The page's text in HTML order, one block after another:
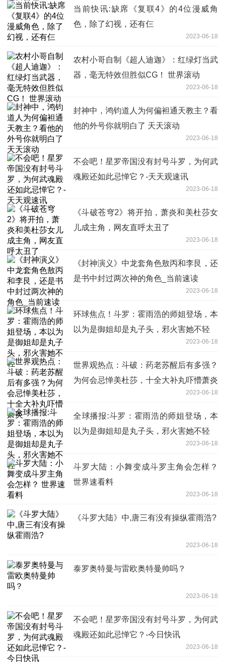
当前快讯:缺席《复联4》的4位漫威角
色，除了幻视，还有仨
2023-06-18
农村小哥自制《超人迪迦》：红绿灯当武
器，毫无特效但胜似CG！ 世界滚动
2023-06-18
封神中，鸿钧道人为何偏袒通天教主？看
他的外号你就明白了 天天滚动
2023-06-18
不会吧！星罗帝国没有封号斗罗，为何武
魂殿还如此忌惮它？-天天观速讯
2023-06-18
《斗破苍穹2》将开拍，萧炎和美杜莎女
儿成主角，网友直呼太丑了
2023-06-18
《封神演义》中龙套角色敖丙和李艮，还
是书中封过两次神的角色_当前速读
2023-06-18
环球焦点！斗罗：霍雨浩的师姐登场，本
以为是御姐却是丸子头，邪火害她不轻
2023-06-18
世界观热点：斗破：药老苏醒后有多强？
为何会忌惮美杜莎，十全大补丸吓懵萧炎
2023-06-18
全球播报:斗罗：霍雨浩的师姐登场，本
以为是御姐却是丸子头，邪火害她不轻
2023-06-18
斗罗大陆：小舞变成斗罗主角会怎样？
世界速看料
2023-06-18
《斗罗大陆》中,唐三有没有操纵霍雨浩?
2023-06-18
泰罗奥特曼与雷欧奥特曼帅吗？
2023-06-18
不会吧！星罗帝国没有封号斗罗，为何武
魂殿还如此忌惮它？-今日快讯
2023-06-18